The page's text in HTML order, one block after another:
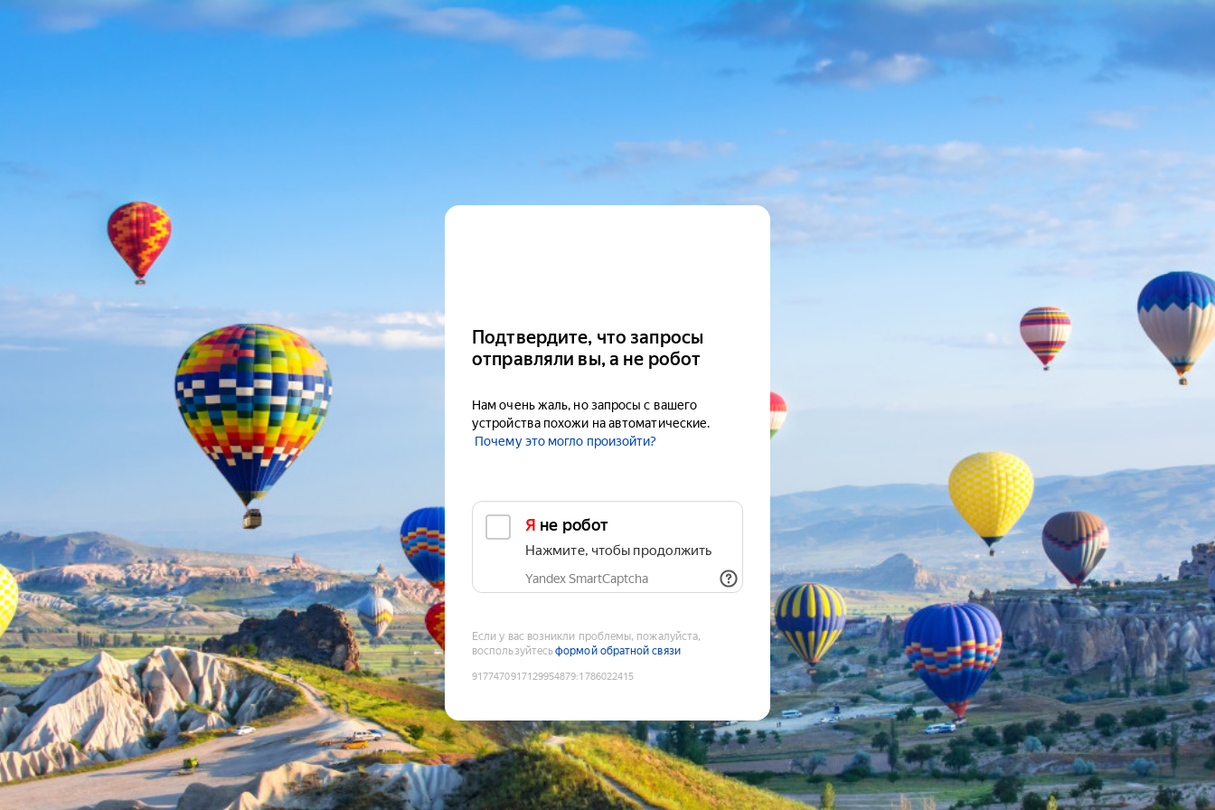
Подтвердите, что запросы
отправляли вы, а не робот
Нам очень жаль, но запросы с вашего
устройства похожи на автоматические.
Почему это могло произойти?
Я не робот
Нажмите, чтобы продолжить
Yandex SmartCaptcha
Если у вас возникли проблемы, пожалуйста,
воспользуйтесьформой обратной связи
9177470917129954879:1786022415